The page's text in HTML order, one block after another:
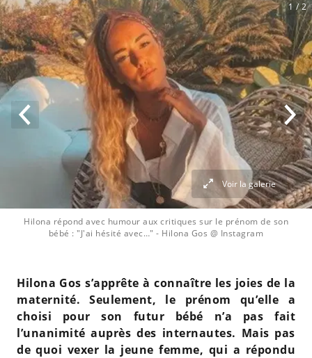
Hilona répond avec humour aux critiques sur le prénom de son
bébé : "J'ai hésité avec…" - Hilona Gos @ Instagram
1 / 2
Voir la galerie
Hilona Gos s’apprête à connaître les joies de la
maternité. Seulement, le prénom qu’elle a
choisi pour son futur bébé n’a pas fait
l’unanimité auprès des internautes. Mais pas
de quoi vexer la jeune femme, qui a répondu